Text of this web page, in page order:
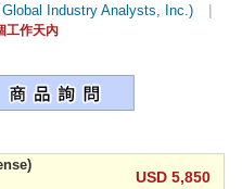
Industry Analysts, Inc.) |
工作天內
USD 5,850